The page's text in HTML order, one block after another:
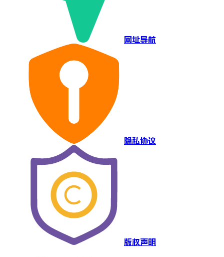
网址导航
隐私协议
版权声明